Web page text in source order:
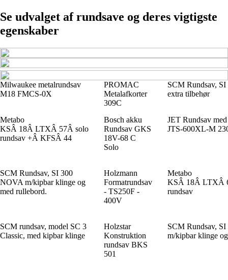
Se udvalget af rundsave og deres vigtigste
egenskaber
Milwaukee metalrundsav
M18 FMCS-0X
PROMAC
Metalafkorter
309C
SCM Rundsav,
extra tilbehør
Metabo
KSÂ 18Â LTXÂ 57Â solo
rundsav +Â KFSÂ 44
Bosch akku
Rundsav GKS
18V-68 C
Solo
JET Rundsav
JTS-600XL-M
SCM Rundsav, SI 300
NOVA m/kipbar klinge og
med rullebord.
Holzmann
Formatrundsav
- TS250F -
400V
Metabo
KSÂ 18Â LTXÂ
rundsav
SCM rundsav, model SC 3
Classic, med kipbar klinge
Holzstar
Konstruktion
rundsav BKS
501
SCM Rundsav,
m/kipbar klinge